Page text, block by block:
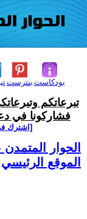
بنترست بودكاست
تبرعاتكم
فشاركونا في
[اشترك
الحوار
الموقع الرئيسي